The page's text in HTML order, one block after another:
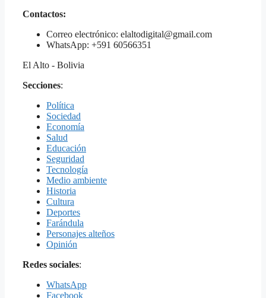
Contactos:
Correo electrónico: elaltodigital@gmail.com
WhatsApp: +591 60566351
El Alto - Bolivia
Secciones:
Política
Sociedad
Economía
Salud
Educación
Seguridad
Tecnología
Medio ambiente
Historia
Cultura
Deportes
Farándula
Personajes alteños
Opinión
Redes sociales:
WhatsApp
Facebook